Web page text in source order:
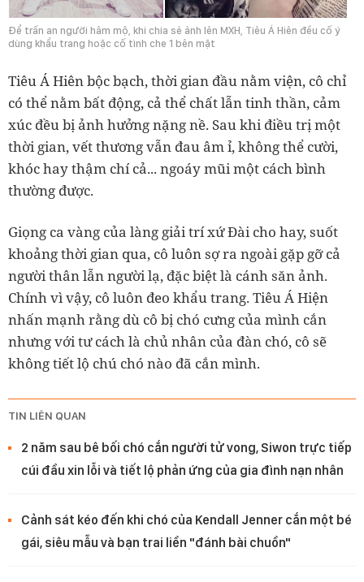
Để trấn an người hâm mộ, khi chia sẻ ảnh lên MXH, Tiêu Á Hiên đều cố ý
dùng khẩu trang hoặc cố tình che 1 bên mặt
Tiêu Á Hiên bộc bạch, thời gian đầu nằm viện, cô chỉ
có thể nằm bất động, cả thể chất lẫn tinh thần, cảm
xúc đều bị ảnh hưởng nặng nề. Sau khi điều trị một
thời gian, vết thương vẫn đau âm ỉ, không thể cười,
khóc hay thậm chí cả... ngoáy mũi một cách bình
thường được.
Giọng ca vàng của làng giải trí xứ Đài cho hay, suốt
khoảng thời gian qua, cô luôn sợ ra ngoài gặp gỡ cả
người thân lẫn người lạ, đặc biệt là cánh săn ảnh.
Chính vì vậy, cô luôn đeo khẩu trang. Tiêu Á Hiện
nhấn mạnh rằng dù cô bị chó cưng của mình cắn
nhưng với tư cách là chủ nhân của đàn chó, cô sẽ
không tiết lộ chú chó nào đã cắn mình.
TIN LIÊN QUAN
2 năm sau bê bối chó cắn người tử vong, Siwon trực tiếp
cúi đầu xin lỗi và tiết lộ phản ứng của gia đình nạn nhân
Cảnh sát kéo đến khi chó của Kendall Jenner cắn một bé
gái, siêu mẫu và bạn trai liền "đánh bài chuồn"